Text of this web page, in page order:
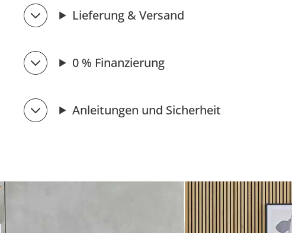
Lieferung & Versand
0 % Finanzierung
Anleitungen und Sicherheit